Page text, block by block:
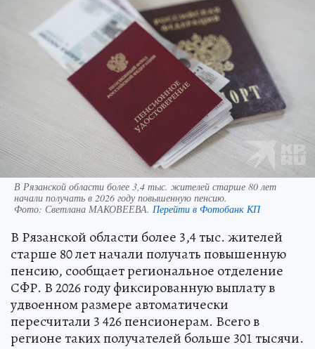
В Рязанской области более 3,4 тыс. жителей старше 80 лет
начали получать в 2026 году повышенную пенсию.
Фото: Светлана МАКОВЕЕВА. Перейти в Фотобанк КП
В Рязанской области более 3,4 тыс. жителей
старше 80 лет начали получать повышенную
пенсию, сообщает региональное отделение
СФР. В 2026 году фиксированную выплату в
удвоенном размере автоматически
пересчитали 3 426 пенсионерам. Всего в
регионе таких получателей больше 301 тысячи.